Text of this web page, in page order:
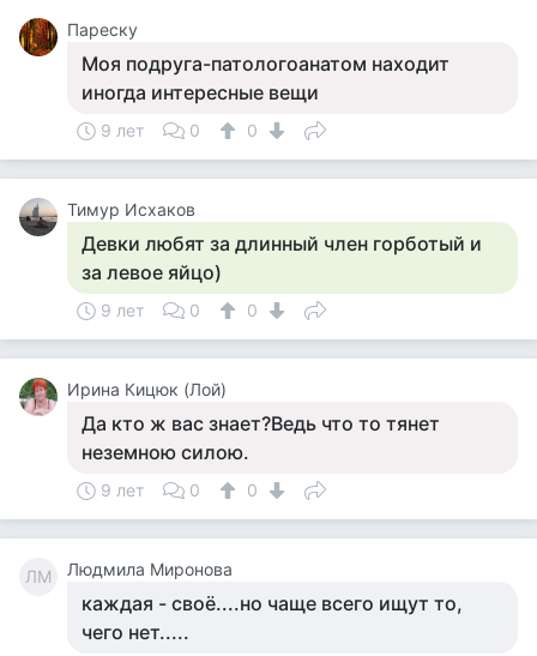
Пареску
Моя подруга-патологоанатом находит
иногда интересные вещи
9 лет 0 0
Тимур Исхаков
Девки любят за длинный член горботый и
за левое яйцо)
9 лет 0 0
Ирина Кицюк (Лой)
Да кто ж вас знает?Ведь что то тянет
неземною силою.
9 лет 0 0
ЛМ Людмила Миронова
каждая - своё....но чаще всего ищут то,
чего нет.....